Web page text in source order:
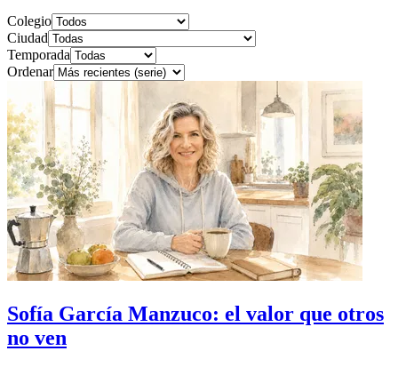
Colegio
Ciudad
Temporada
Ordenar
Sofía García Manzuco: el valor que otros
no ven